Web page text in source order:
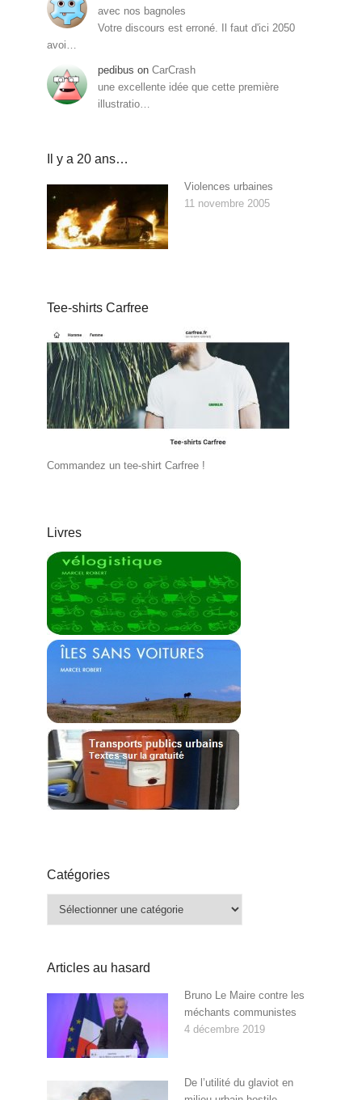
avec nos bagnoles
Votre discours est erroné. Il faut d'ici 2050
avoi…
pedibus on CarCrash
une excellente idée que cette première
illustratio…
Il y a 20 ans…
Violences urbaines
11 novembre 2005
Tee-shirts Carfree
Commandez un tee-shirt Carfree !
Livres
Catégories
Catégories
Articles au hasard
Bruno Le Maire contre les
méchants communistes
4 décembre 2019
De l’utilité du glaviot en